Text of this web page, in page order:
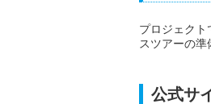
プロジェク
スツアーの準
公式サ